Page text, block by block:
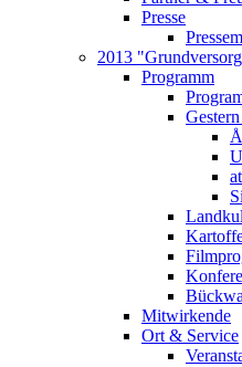
Presse
2013
Programm
Mitwirkende
Ort & Service